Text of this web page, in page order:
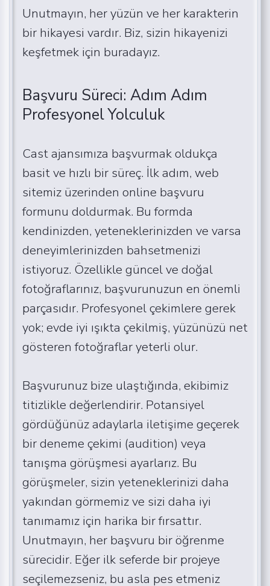
Unutmayın, her yüzün ve her karakterin
bir hikayesi vardır. Biz, sizin hikayenizi
keşfetmek için buradayız.
Başvuru Süreci: Adım Adım
Profesyonel Yolculuk
Cast ajansımıza başvurmak oldukça
basit ve hızlı bir süreç. İlk adım, web
sitemiz üzerinden online başvuru
formunu doldurmak. Bu formda
kendinizden, yeteneklerinizden ve varsa
deneyimlerinizden bahsetmenizi
istiyoruz. Özellikle güncel ve doğal
fotoğraflarınız, başvurunuzun en önemli
parçasıdır. Profesyonel çekimlere gerek
yok; evde iyi ışıkta çekilmiş, yüzünüzü net
gösteren fotoğraflar yeterli olur.
Başvurunuz bize ulaştığında, ekibimiz
titizlikle değerlendirir. Potansiyel
gördüğünüz adaylarla iletişime geçerek
bir deneme çekimi (audition) veya
tanışma görüşmesi ayarlarız. Bu
görüşmeler, sizin yeteneklerinizi daha
yakından görmemiz ve sizi daha iyi
tanımamız için harika bir fırsattır.
Unutmayın, her başvuru bir öğrenme
sürecidir. Eğer ilk seferde bir projeye
seçilemezseniz, bu asla pes etmeniz